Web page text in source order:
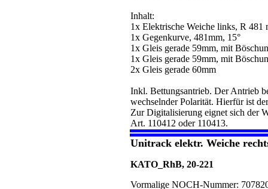
Inhalt:
1x Elektrische Weiche links, R 481
1x Gegenkurve, 481mm, 15°
1x Gleis gerade 59mm, mit
1x Gleis gerade 59mm, mit
2x Gleis gerade 60mm
Inkl. Bettungsantrieb. Der Antrieb
wechselnder Polarität. Hierfür ist
Zur Digitalisierung eignet sich der
Art. 110412 oder 110413.
Unitrack elektr. Weiche
KATO_RhB, 20-221
Vormalige NOCH-Nummer: